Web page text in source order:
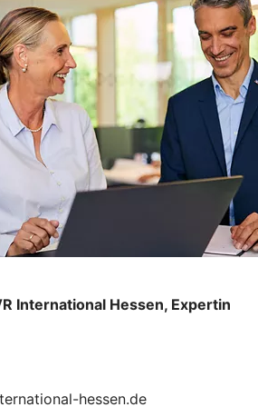
International Hessen, Expertin
hessen.de